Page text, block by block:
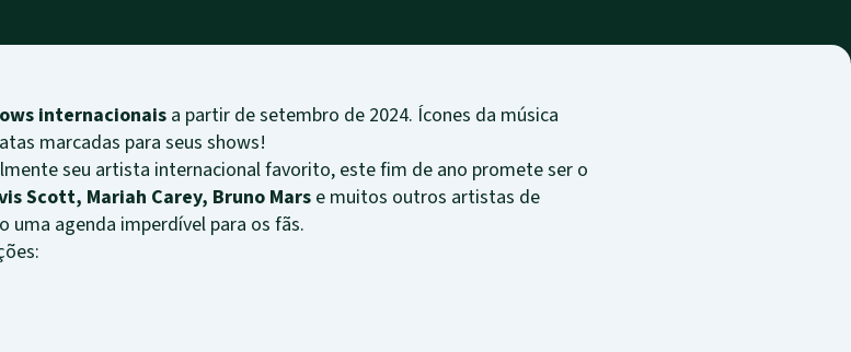
internacionais a partir de setembro de 2024. Ícones da música
marcadas para seus shows!
seu artista internacional favorito, este fim de ano promete ser o
Scott, Mariah Carey, Bruno Mars e muitos outros artistas de
uma agenda imperdível para os fãs.